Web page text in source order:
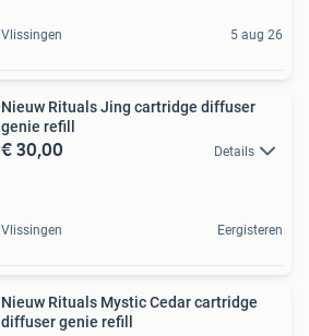
Vlissingen 5 aug 26
Nieuw Rituals Jing cartridge diffuser
genie refill
€ 30,00 Details
Vlissingen Eergisteren
Nieuw Rituals Mystic Cedar cartridge
diffuser genie refill